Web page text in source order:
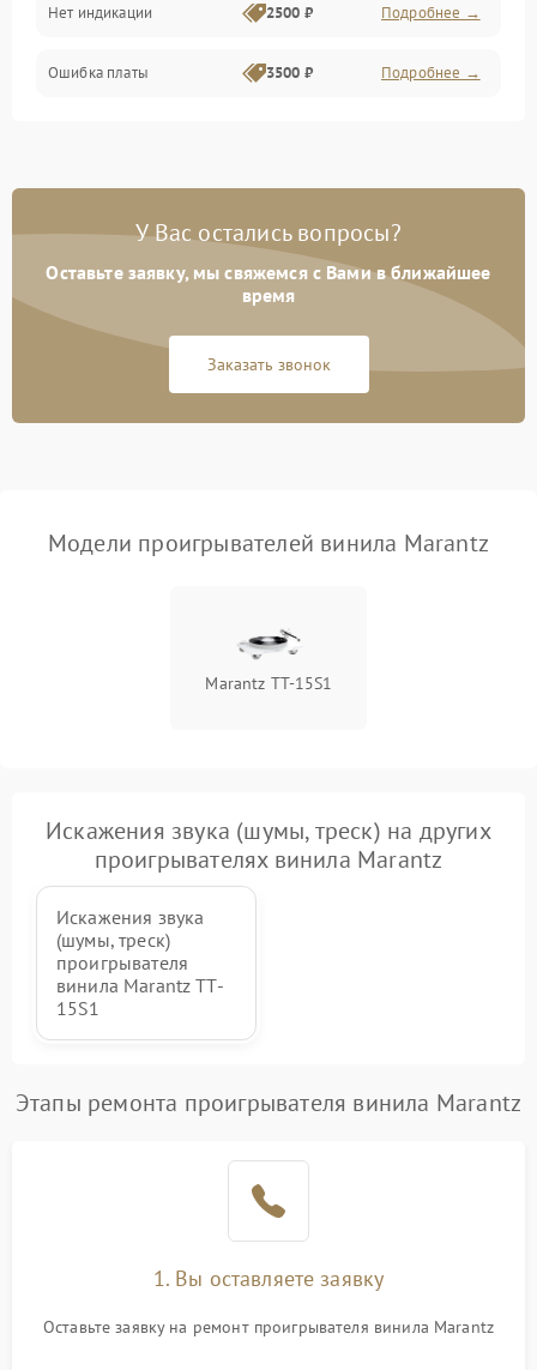
Нет индикации 2500 ₽ Подробнее →
Ошибка платы 3500 ₽ Подробнее →
У Вас остались вопросы?
Оставьте заявку, мы свяжемся с Вами в ближайшее
время
Заказать звонок
Модели проигрывателей винила Marantz
Marantz TT-15S1
Искажения звука (шумы, треск) на других
проигрывателях винила Marantz
Искажения звука
(шумы, треск)
проигрывателя
винила Marantz TT-
15S1
Этапы ремонта проигрывателя винила Marantz
1. Вы оставляете заявку
Оставьте заявку на ремонт проигрывателя винила Marantz